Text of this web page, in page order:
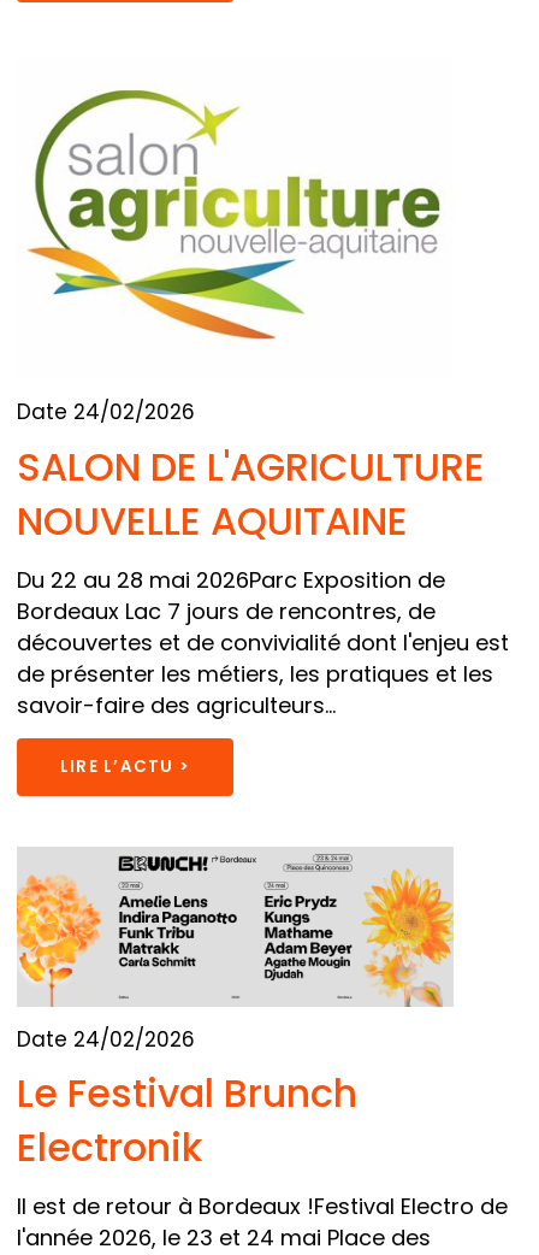
Date 24/02/2026
SALON DE L'AGRICULTURE
NOUVELLE AQUITAINE
Du 22 au 28 mai 2026Parc Exposition de
Bordeaux Lac 7 jours de rencontres, de
découvertes et de convivialité dont l'enjeu est
de présenter les métiers, les pratiques et les
savoir-faire des agriculteurs...
LIRE L’ACTU >
Date 24/02/2026
Le Festival Brunch
Electronik
Il est de retour à Bordeaux !Festival Electro de
l'année 2026, le 23 et 24 mai Place des